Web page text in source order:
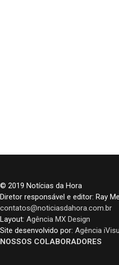
© 2019 Notícias da Hora
Diretor responsável e editor: Ray
contatos@noticiasdahora.com.br
Layout: Agência MX Design
Site desenvolvido por: Agência
NOSSOS COLABORADORES